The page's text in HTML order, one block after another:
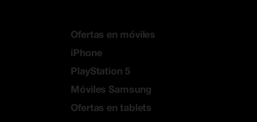
Ofertas en móviles
iPhone
PlayStation 5
Móviles Samsung
Ofertas en tablets